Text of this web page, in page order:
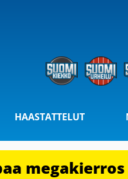
HAASTATTELUT
megakierros